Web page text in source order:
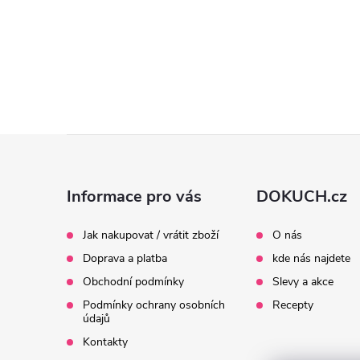
Informace pro vás
Jak nakupovat / vrátit zboží
Doprava a platba
Obchodní podmínky
Podmínky ochrany osobních
údajů
Kontakty
DOKUCH.cz
O nás
kde nás najdete
Slevy a akce
Recepty